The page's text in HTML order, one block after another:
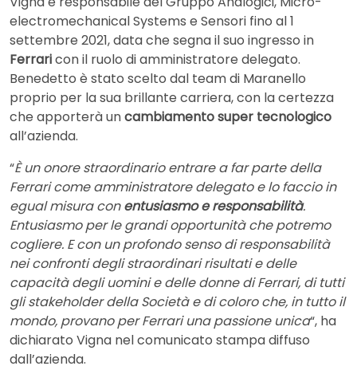
electromechanical Systems e Sensori fino al 1
settembre 2021, data che segna il suo ingresso in
Ferraricon il ruolo di amministratore delegato.
Benedetto è stato scelto dal team di Maranello
proprio per la sua brillante carriera, con la certezza
che apporterà uncambiamento super tecnologico
all’azienda.
“È un onore straordinario entrare a far parte della
Ferrari come amministratore delegato e lo faccio in
egual misura conentusiasmo e responsabilità.
Entusiasmo per le grandi opportunità che potremo
cogliere. E con un profondo senso di responsabilità
nei confronti degli straordinari risultati e delle
capacità degli uomini e delle donne di Ferrari, di tutti
gli stakeholder della Società e di coloro che, in tutto il
mondo, provano per Ferrari una passione unica“, ha
dichiarato Vigna nel comunicato stampa diffuso
dall’azienda.